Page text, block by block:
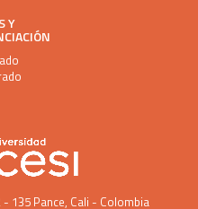
Y
- 135 Pance, Cali - Colombia